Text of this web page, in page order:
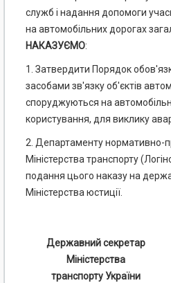
служб і надання допомоги
на автомобільних дорогах
НАКАЗУЄМО:
1. Затвердити Порядок
засобами зв'язку об'єктів
споруджуються на
користування, для виклику
2. Департаменту нормативно-
Міністерства транспорту
подання цього наказу на
Міністерства юстиції.
Державний секретар
Міністерства
транспорту України